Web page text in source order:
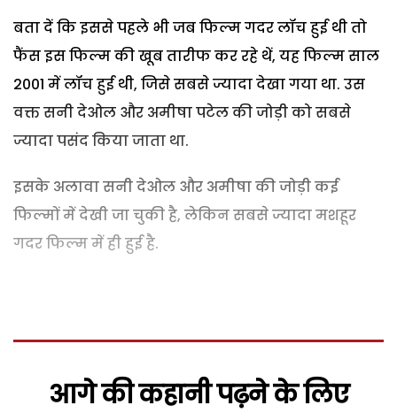
बता दें कि इससे पहले भी जब फिल्म गदर लॉच हुई थी तो
फैंस इस फिल्म की खूब तारीफ कर रहे थें, यह फिल्म साल
2001 में लॉच हुई थी, जिसे सबसे ज्यादा देखा गया था. उस
वक्त सनी देओल और अमीषा पटेल की जोड़ी को सबसे
ज्यादा पसंद किया जाता था.
इसके अलावा सनी देओल और अमीषा की जोड़ी कई
फिल्मों में देखी जा चुकी है, लेकिन सबसे ज्यादा मशहूर
गदर फिल्म में ही हुई है.
आगे की कहानी पढ़ने के लिए